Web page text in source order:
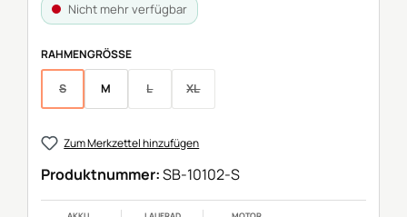
Nicht mehr verfügbar
RAHMENGRÖSSE AUSWÄHLEN
S M L XL
Zum Merkzettel hinzufügen
Produktnummer:SB-10102-S